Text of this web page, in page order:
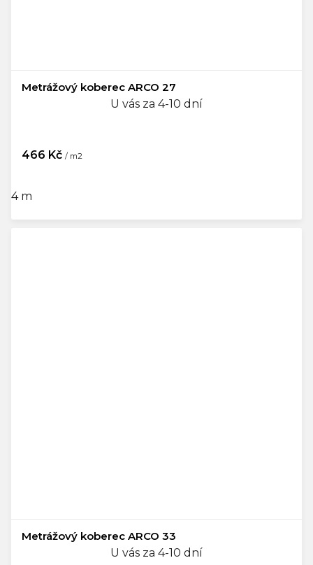
Metrážový koberec ARCO 27
U vás za 4-10 dní
466 Kč / m2
4 m
Metrážový koberec ARCO 33
U vás za 4-10 dní